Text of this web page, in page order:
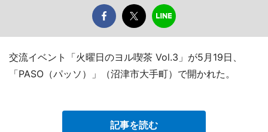
交流イベント「火曜日のヨル喫茶 Vol.3」が5月19日、
「PASO（パッソ）」（沼津市大手町）で開かれた。
記事を読む